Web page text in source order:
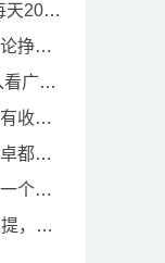
1块钱！
细流程
没错。
位数！
5-10元！
10米。
品！